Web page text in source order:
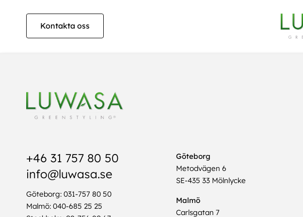
Kontakta oss
+46 31 757 80 50
info@luwasa.se
Göteborg: 031-757 80 50
Malmö: 040-685 25 25
Göteborg
Metodvägen 6
SE-435 33 Mölnlycke
Malmö
Carlsgatan 7